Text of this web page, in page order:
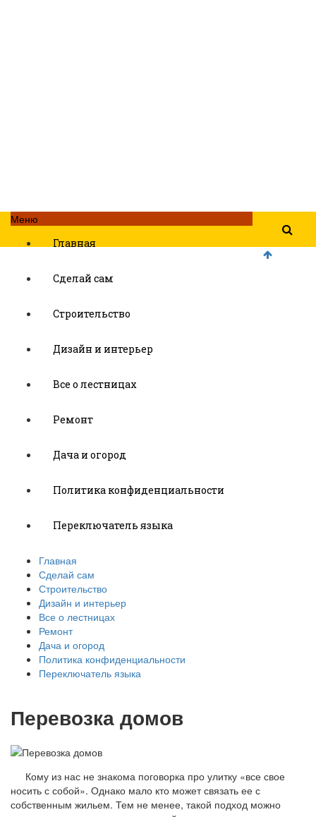
Меню
Главная
Сделай сам
Строительство
Дизайн и интерьер
Все о лестницах
Ремонт
Дача и огород
Политика конфиденциальности
Переключатель языка
Главная
Сделай сам
Строительство
Дизайн и интерьер
Все о лестницах
Ремонт
Дача и огород
Политика конфиденциальности
Переключатель языка
Перевозка домов
Кому из нас не знакома поговорка про улитку «все свое
носить с собой». Однако мало кто может связать ее с
собственным жильем. Тем не менее, такой подход можно